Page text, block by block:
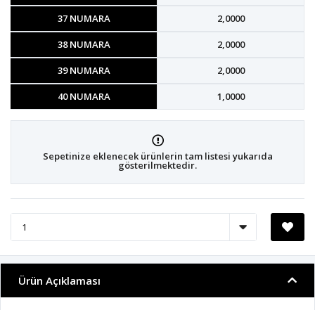
37 NUMARA 2,0000
38 NUMARA 2,0000
39 NUMARA 2,0000
40 NUMARA 1,0000
Sepetinize eklenecek ürünlerin tam listesi yukarıda
gösterilmektedir.
Ürün Açıklaması